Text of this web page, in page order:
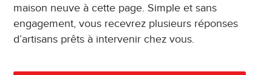
maison neuve à cette page. Simple et sans
engagement, vous recevrez plusieurs réponses
d’artisans prêts à intervenir chez vous.